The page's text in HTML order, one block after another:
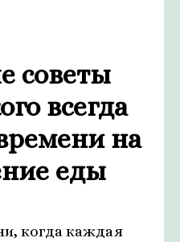
советы
всегда
на
еды
когда каждая